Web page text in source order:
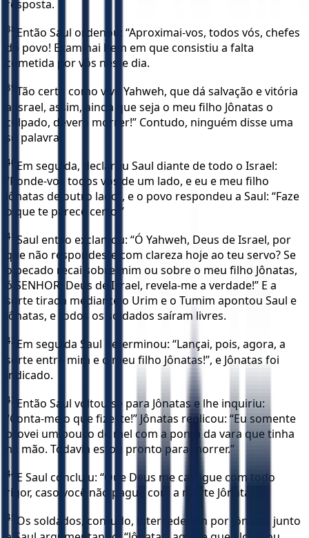
resposta.
38 Então Saul ordenou: “Aproximai-vos, todos vós, chefes
do povo! Examinai bem em que consistiu a falta
cometida por vós neste dia.
39 Tão certo como vive Yahweh, que dá salvação e vitória
a Israel, assim, ainda que seja o meu filho Jônatas o
culpado, deverá morrer!” Contudo, ninguém disse uma
só palavra.
40 Em seguida, declarou Saul diante de todo o Israel:
“Ponde-vos todos vós de um lado, e eu e meu filho
Jônatas de outro lado”, e o povo respondeu a Saul: “Faze
o que te parece certo!”
41 Saul então exclamou: “Ó Yahweh, Deus de Israel, por
que não respondeste com clareza hoje ao teu servo? Se
o pecado recai sobre mim ou sobre o meu filho Jônatas,
ó SENHOR, Deus de Israel, revela-me a verdade!” E a
sorte tirada mediante o Urim e o Tumim apontou Saul e
Jônatas, e todos os soldados saíram livres.
42 Em seguida Saul determinou: “Lançai, pois, agora, a
sorte entre mim e o meu filho Jônatas!”, e Jônatas foi
indicado.
43 Então Saul voltou-se para Jônatas e lhe inquiriu:
“Conta-me o que fizeste!” Jônatas replicou: “Eu somente
provei um pouco de mel com a ponta da vara que tinha
na mão. Todavia estou pronto para morrer.”
44 E Saul concluiu: “Que Deus me castigue com todo
rigor, caso você não pague com a morte Jônatas!”
45 Os soldados, contudo, intercederam por Jônatas junto